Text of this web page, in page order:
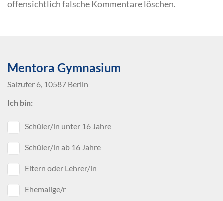
offensichtlich falsche Kommentare löschen.
Mentora Gymnasium
Salzufer 6, 10587 Berlin
Ich bin:
Schüler/in unter 16 Jahre
Schüler/in ab 16 Jahre
Eltern oder Lehrer/in
Ehemalige/r